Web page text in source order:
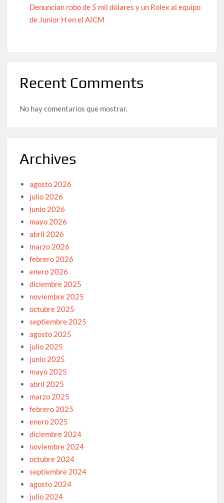
Denuncian robo de 5 mil dólares y un Rolex al equipo
de Junior H en el AICM
Recent Comments
No hay comentarios que mostrar.
Archives
agosto 2026
julio 2026
junio 2026
mayo 2026
abril 2026
marzo 2026
febrero 2026
enero 2026
diciembre 2025
noviembre 2025
octubre 2025
septiembre 2025
agosto 2025
julio 2025
junio 2025
mayo 2025
abril 2025
marzo 2025
febrero 2025
enero 2025
diciembre 2024
noviembre 2024
octubre 2024
septiembre 2024
agosto 2024
julio 2024